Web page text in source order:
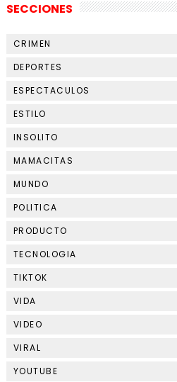
SECCIONES
CRIMEN
DEPORTES
ESPECTACULOS
ESTILO
INSOLITO
MAMACITAS
MUNDO
POLITICA
PRODUCTO
TECNOLOGIA
TIKTOK
VIDA
VIDEO
VIRAL
YOUTUBE